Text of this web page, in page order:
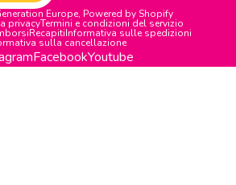
Europe, Powered by Shopify
privacyTermini e condizioni del servizio
RecapitiInformativa sulle spedizioni
sulla cancellazione
FacebookYoutube